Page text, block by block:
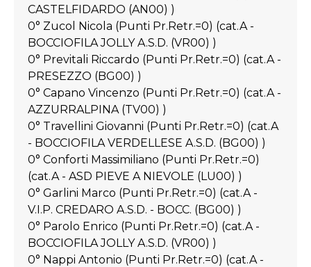
CASTELFIDARDO (AN00) )
0° Zucol Nicola (Punti Pr.Retr.=0) (cat.A -
BOCCIOFILA JOLLY A.S.D. (VR00) )
0° Previtali Riccardo (Punti Pr.Retr.=0) (cat.A -
PRESEZZO (BG00) )
0° Capano Vincenzo (Punti Pr.Retr.=0) (cat.A -
AZZURRALPINA (TV00) )
0° Travellini Giovanni (Punti Pr.Retr.=0) (cat.A
- BOCCIOFILA VERDELLESE A.S.D. (BG00) )
0° Conforti Massimiliano (Punti Pr.Retr.=0)
(cat.A - ASD PIEVE A NIEVOLE (LU00) )
0° Garlini Marco (Punti Pr.Retr.=0) (cat.A -
V.I.P. CREDARO A.S.D. - BOCC. (BG00) )
0° Parolo Enrico (Punti Pr.Retr.=0) (cat.A -
BOCCIOFILA JOLLY A.S.D. (VR00) )
0° Nappi Antonio (Punti Pr.Retr.=0) (cat.A -